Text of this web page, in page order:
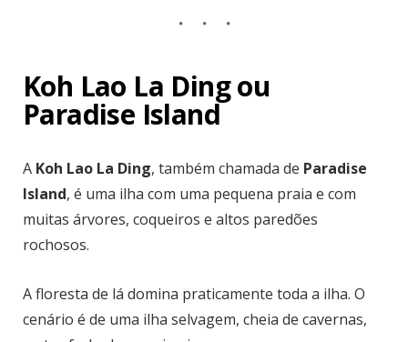
Koh Lao La Ding ou
Paradise Island
A Koh Lao La Ding, também chamada de Paradise
Island, é uma ilha com uma pequena praia e com
muitas árvores, coqueiros e altos paredões
rochosos.
A floresta de lá domina praticamente toda a ilha. O
cenário é de uma ilha selvagem, cheia de cavernas,